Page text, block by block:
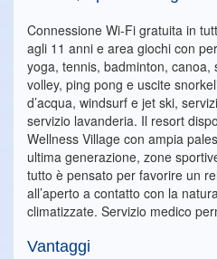
Connessione Wi-Fi gratuita in
agli 11 anni e area giochi con
yoga, tennis, badminton, canoa,
volley, ping pong e uscite
d’acqua, windsurf e jet ski,
servizio lavanderia. Il resort
Wellness Village con ampia
ultima generazione, zone
tutto è pensato per favorire un
all’aperto a contatto con la
climatizzate. Servizio medico
Vantaggi